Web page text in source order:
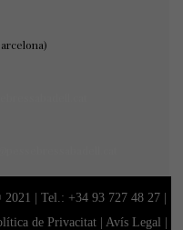
2021 | Tel.: +34 93 727 48 27|
de Privacitat| Avís Legal